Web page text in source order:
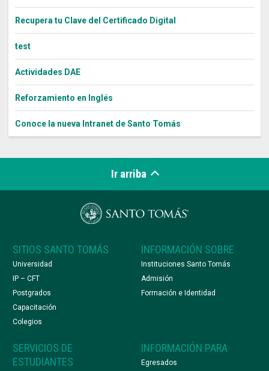
Recupera tu Clave del Certificado Digital
test
Actividades DAE
Reforzamiento en Inglés
Conoce la nueva Intranet de Santo Tomás
Ir arriba
SITIOS SANTO TOMÁS
Universidad
IP – CFT
Postgrados
Capacitación
Colegios
INFORMACIÓN SOBRE
Instituciones Santo Tomás
Admisión
Formación e Identidad
SERVICIOS DE
ESTUDIANTES
INFORMACIÓN PARA
Egresados